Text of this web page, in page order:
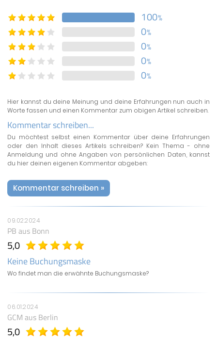
100%
0%
0%
0%
0%
Hier kannst du deine Meinung und deine Erfahrungen nun auch in
Worte fassen und einen Kommentar zum obigen Artikel schreiben.
Kommentar schreiben...
Du möchtest selbst einen Kommentar über deine Erfahrungen
oder den Inhalt dieses Artikels schreiben? Kein Thema - ohne
Anmeldung und ohne Angaben von persönlichen Daten, kannst
du hier deinen eigenen Kommentar abgeben:
Kommentar schreiben »
09.02.2024
PB aus Bonn
5,0
Keine Buchungsmaske
Wo findet man die erwähnte Buchungsmaske?
06.01.2024
GCM aus Berlin
5,0